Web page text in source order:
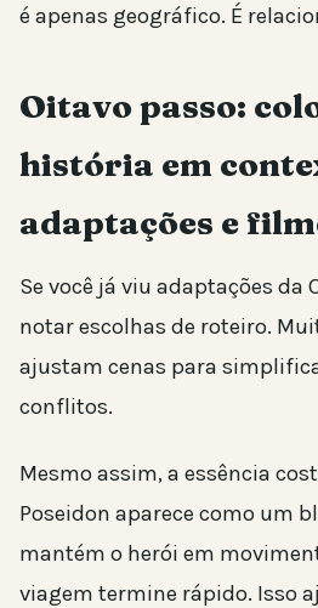
é apenas geográfico. É
Oitavo passo:
história em
adaptações e
Se você já viu adaptações da
notar escolhas de roteiro.
ajustam cenas para
conflitos.
Mesmo assim, a essência
Poseidon aparece como um
mantém o herói em
viagem termine rápido. Isso